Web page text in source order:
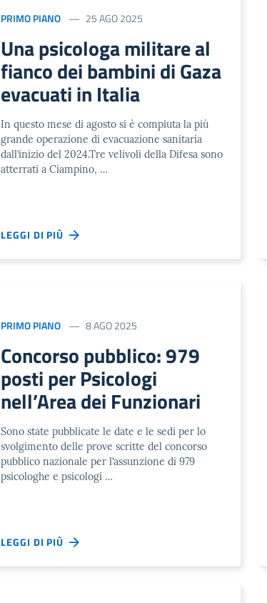
PRIMO PIANO 25 AGO 2025
Una psicologa militare al
fianco dei bambini di Gaza
evacuati in Italia
In questo mese di agosto si è compiuta la più
grande operazione di evacuazione sanitaria
dall’inizio del 2024.Tre velivoli della Difesa sono
atterrati a Ciampino, …
LEGGI DI PIÙ
PRIMO PIANO 8 AGO 2025
Concorso pubblico: 979
posti per Psicologi
nell’Area dei Funzionari
Sono state pubblicate le date e le sedi per lo
svolgimento delle prove scritte del concorso
pubblico nazionale per l’assunzione di 979
psicologhe e psicologi …
LEGGI DI PIÙ